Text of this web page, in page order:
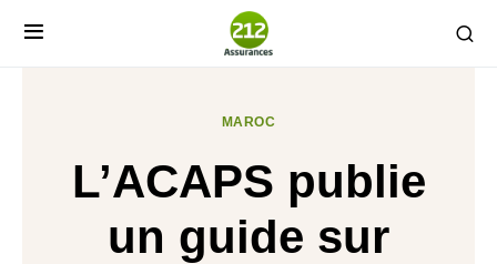
MAROC
L’ACAPS publie
un guide sur